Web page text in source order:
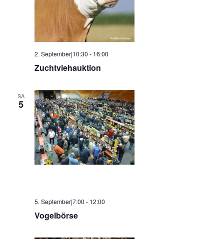
2. September|10:30 - 16:00
Zuchtviehauktion
SA
5
5. September|7:00 - 12:00
Vogelbörse